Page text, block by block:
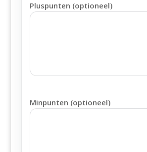
Pluspunten (optioneel)
Minpunten (optioneel)